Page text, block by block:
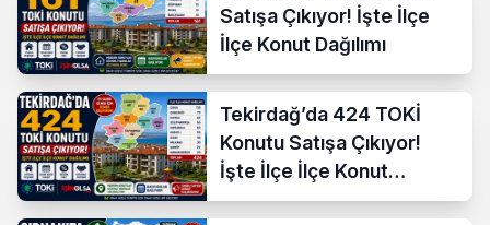
Satışa Çıkıyor! İşte İlçe
İlçe Konut Dağılımı
Tekirdağ’da 424 TOKİ
Konutu Satışa Çıkıyor!
İşte İlçe İlçe Konut
Dağılımı